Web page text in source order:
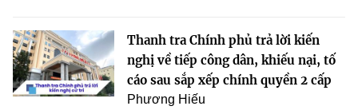
Thanh tra Chính phủ trả lời kiến
nghị về tiếp công dân, khiếu nại, tố
cáo sau sắp xếp chính quyền 2 cấp
Phương Hiếu